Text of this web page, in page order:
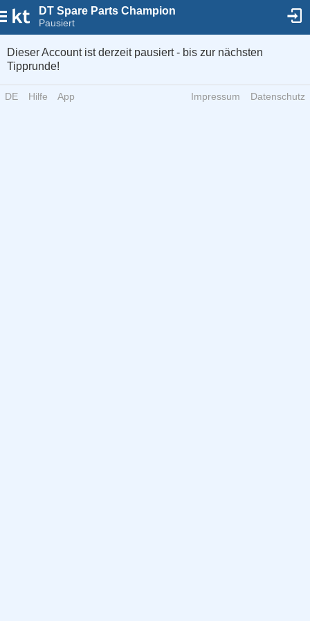
DT Spare Parts Champion
Pausiert
Dieser Account ist derzeit pausiert - bis zur nächsten
Tipprunde!
DE Hilfe App Impressum Datenschutz